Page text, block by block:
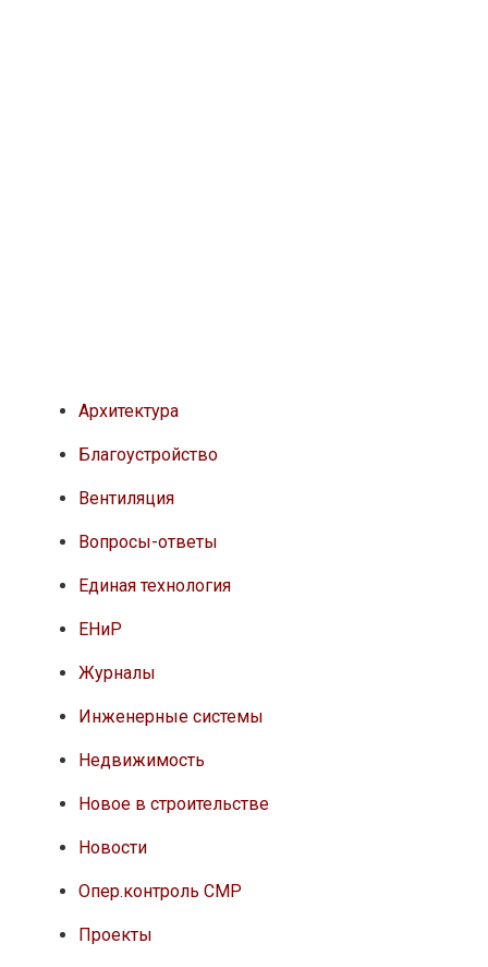
Архитектура
Благоустройство
Вентиляция
Вопросы-ответы
Единая технология
ЕНиР
Журналы
Инженерные системы
Недвижимость
Новое в строительстве
Новости
Опер.контроль СМР
Проекты